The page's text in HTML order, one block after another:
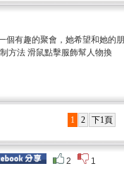
個有趣的聚會，她希望和她的朋
方法 滑鼠點擊服飾幫人物換
1 2 下1頁
2
1